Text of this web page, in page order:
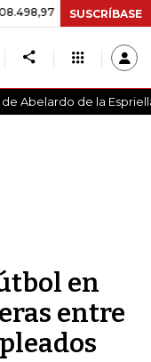
+$ 8.753,81 +2,19%
SUSCRÍBASE
Abelardo de la
en
entre